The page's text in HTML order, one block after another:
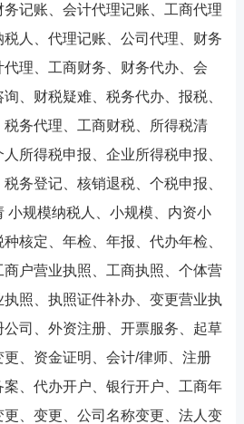
记账、会计代理记账、工商代理
人、代理记账、公司代理、财务
理、工商财务、财务代办、会
、财税疑难、税务代办、报税、
务代理、工商财税、所得税清
所得税申报、企业所得税申报、
务登记、核销退税、个税申报、
小规模纳税人、小规模、内资小
核定、年检、年报、代办年检、
户营业执照、工商执照、个体营
照、执照证件补办、变更营业执
司、外资注册、开票服务、起草
、资金证明、会计/律师、注册
、代办开户、银行开户、工商年
、变更、公司名称变更、法人变